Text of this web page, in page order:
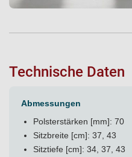
Technische Daten
Abmessungen
Polsterstärken [mm]: 70
Sitzbreite [cm]: 37, 43
Sitztiefe [cm]: 34, 37, 43